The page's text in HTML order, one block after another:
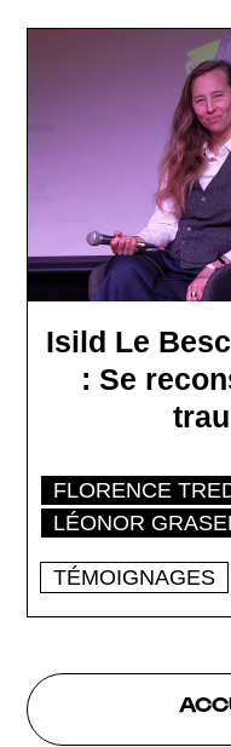
Isild Le
: Se
FLORENCE
LÉONOR
TÉMOIGNAGES